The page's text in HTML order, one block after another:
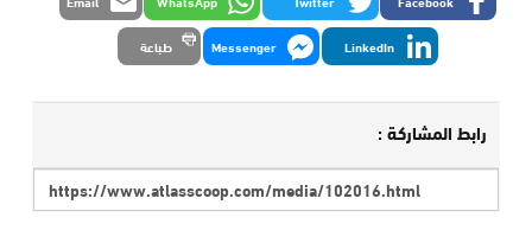
LinkedIn
Messenger طباعة
رابط المشاركة :